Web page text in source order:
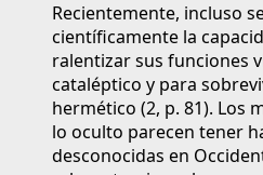
Recientemente, incluso
científicamente la
ralentizar sus funciones
cataléptico y para
hermético (2, p. 81). Los
lo oculto parecen tener
desconocidas en